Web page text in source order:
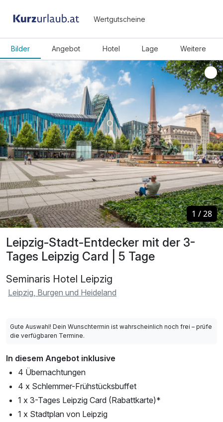
Wertgutscheine
Bilder Angebot Hotel Lage Weitere
Leipzig-Stadt-Entdecker mit der 3-
Tages Leipzig Card | 5 Tage
Seminaris Hotel Leipzig
Leipzig, Burgen und Heideland
1 /28
1 /28
Gute Auswahl! Dein Wunschtermin ist wahrscheinlich noch frei – prüfe
die verfügbaren Termine.
In diesem Angebot inklusive
4 Übernachtungen
4 x Schlemmer-Frühstücksbuffet
1 x 3-Tages Leipzig Card (Rabattkarte)*
1 x Stadtplan von Leipzig